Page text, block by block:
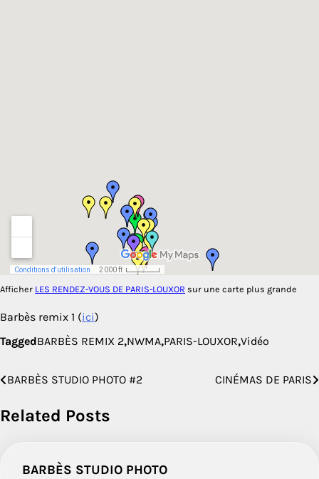
Afficher LES RENDEZ-VOUS DE PARIS-LOUXOR sur une carte plus grande
Barbès remix 1 (ici)
TaggedBARBÈS REMIX 2,NWMA,PARIS-LOUXOR,Vidéo
Navigation
de
BARBÈS STUDIO PHOTO #2 CINÉMAS DE PARIS
Related Posts
BARBÈS STUDIO PHOTO